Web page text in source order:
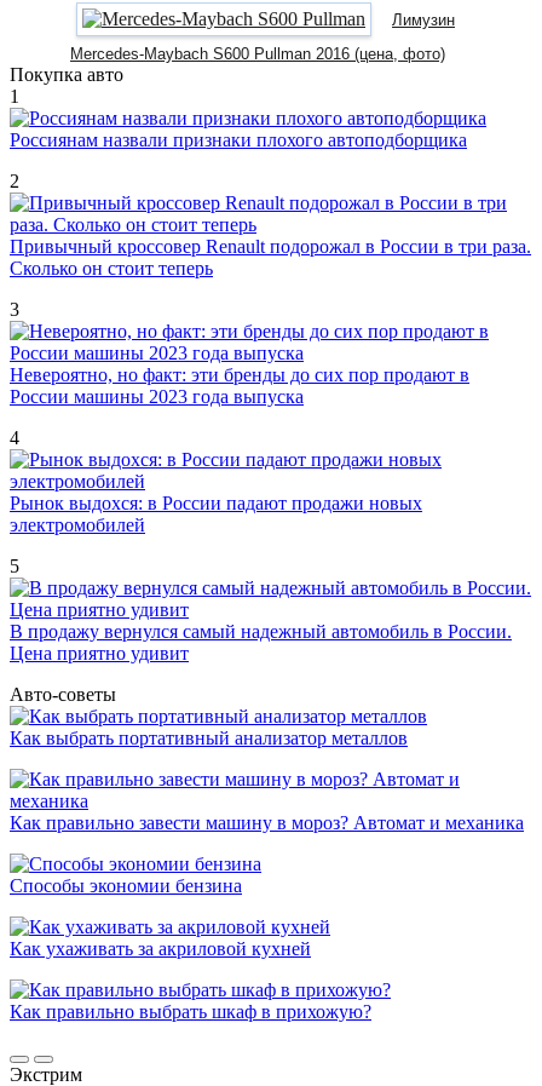
Лимузин
Mercedes-Maybach S600 Pullman 2016 (цена, фото)
Покупка авто
1
Россиянам назвали признаки плохого автоподборщика
2
Привычный кроссовер Renault подорожал в России в три раза.
Сколько он стоит теперь
3
Невероятно, но факт: эти бренды до сих пор продают в
России машины 2023 года выпуска
4
Рынок выдохся: в России падают продажи новых
электромобилей
5
В продажу вернулся самый надежный автомобиль в России.
Цена приятно удивит
Авто-советы
Как выбрать портативный анализатор металлов
Как правильно завести машину в мороз? Автомат и механика
Способы экономии бензина
Как ухаживать за акриловой кухней
Как правильно выбрать шкаф в прихожую?
Экстрим